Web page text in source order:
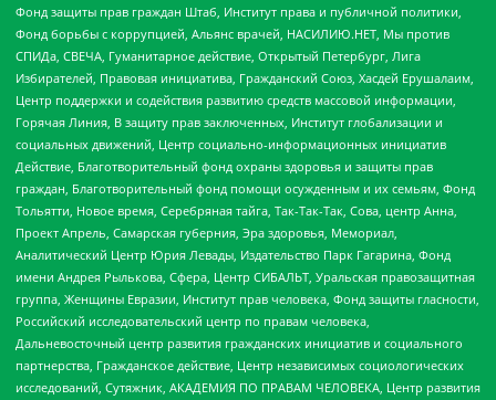
Фонд защиты прав граждан Штаб, Институт права и публичной политики,
Фонд борьбы с коррупцией, Альянс врачей, НАСИЛИЮ.НЕТ, Мы против
СПИДа, СВЕЧА, Гуманитарное действие, Открытый Петербург, Лига
Избирателей, Правовая инициатива, Гражданский Союз, Хасдей Ерушалаим,
Центр поддержки и содействия развитию средств массовой информации,
Горячая Линия, В защиту прав заключенных, Институт глобализации и
социальных движений, Центр социально-информационных инициатив
Действие, Благотворительный фонд охраны здоровья и защиты прав
граждан, Благотворительный фонд помощи осужденным и их семьям, Фонд
Тольятти, Новое время, Серебряная тайга, Так-Так-Так, Сова, центр Анна,
Проект Апрель, Самарская губерния, Эра здоровья, Мемориал,
Аналитический Центр Юрия Левады, Издательство Парк Гагарина, Фонд
имени Андрея Рылькова, Сфера, Центр СИБАЛЬТ, Уральская правозащитная
группа, Женщины Евразии, Институт прав человека, Фонд защиты гласности,
Российский исследовательский центр по правам человека,
Дальневосточный центр развития гражданских инициатив и социального
партнерства, Гражданское действие, Центр независимых социологических
исследований, Сутяжник, АКАДЕМИЯ ПО ПРАВАМ ЧЕЛОВЕКА, Центр развития